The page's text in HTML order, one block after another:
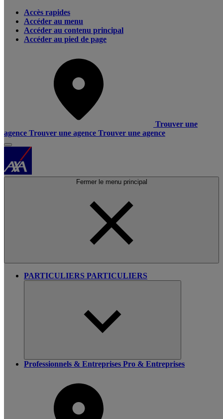
Accès rapides
Accéder au menu
Accéder au contenu principal
Accéder au pied de page
Trouver une
agence Trouver une agence Trouver une agence
Fermer le menu principal
PARTICULIERS PARTICULIERS
Professionnels & Entreprises Pro & Entreprises